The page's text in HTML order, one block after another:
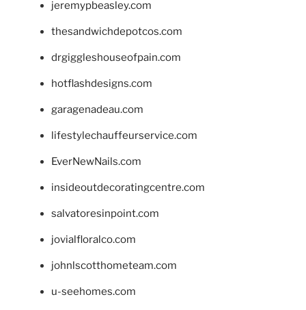
jeremypbeasley.com
thesandwichdepotcos.com
drgiggleshouseofpain.com
hotflashdesigns.com
garagenadeau.com
lifestylechauffeurservice.com
EverNewNails.com
insideoutdecoratingcentre.com
salvatoresinpoint.com
jovialfloralco.com
johnlscotthometeam.com
u-seehomes.com